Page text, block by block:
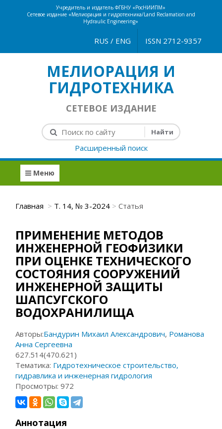
Учредитель и издатель ФГБНУ «РосНИИПМ»
Сетевое издание «Мелиорация и гидротехника/Land Reclamation and
Hydraulic Engineering»
ISSN 2712-9357
RUS / ENG
МЕЛИОРАЦИЯ И
ГИДРОТЕХНИКА
СЕТЕВОЕ ИЗДАНИЕ
Расширенный поиск
Меню
Главная Т. 14, № 3-2024 Статья
ПРИМЕНЕНИЕ МЕТОДОВ
ИНЖЕНЕРНОЙ ГЕОФИЗИКИ
ПРИ ОЦЕНКЕ ТЕХНИЧЕСКОГО
СОСТОЯНИЯ СООРУЖЕНИЙ
ИНЖЕНЕРНОЙ ЗАЩИТЫ
ШАПСУГСКОГО
ВОДОХРАНИЛИЩА
Авторы:Бандурин Михаил Александрович, Романова
Анна Сергеевна
627.514(470.621)
Тематика: Гидротехническое строительство,
гидравлика и инженерная гидрология
Просмотры:972
Аннотация